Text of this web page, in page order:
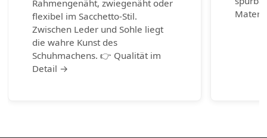
Rahmengenäht, zwiegenäht oder
flexibel im Sacchetto-Stil.
Zwischen Leder und Sohle liegt
die wahre Kunst des
Schuhmachens. 👉 Qualität im
Detail →